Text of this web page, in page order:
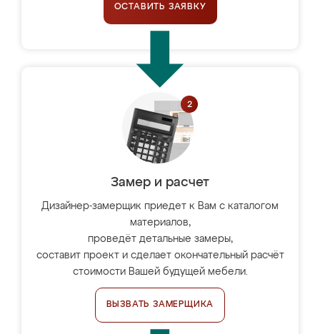
ОСТАВИТЬ ЗАЯВКУ
Замер и расчет
Дизайнер-замерщик приедет к Вам с каталогом
материалов,
проведёт детальные замеры,
составит проект и сделает окончательный расчёт
стоимости Вашей будущей мебели.
ВЫЗВАТЬ ЗАМЕРЩИКА